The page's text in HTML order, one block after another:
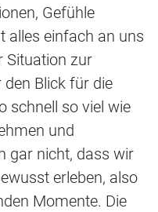
Gefühle
alles einfach an uns
Situation zur
den Blick für die
schnell so viel wie
und
gar nicht, dass wir
erleben, also
Momente. Die